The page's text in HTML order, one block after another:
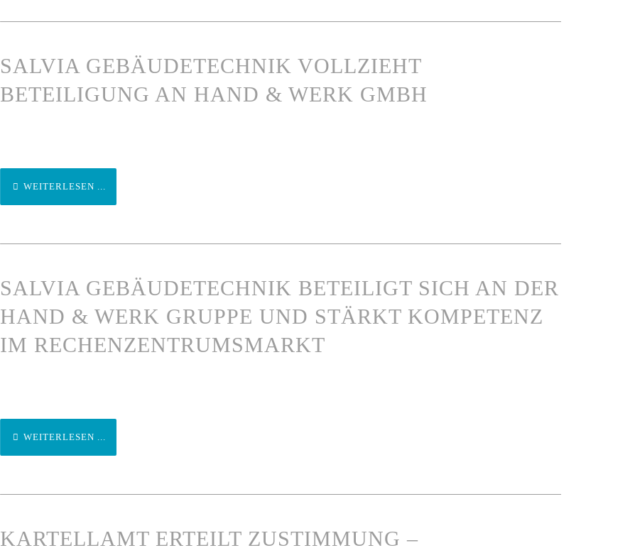
SALVIA GEBÄUDETECHNIK VOLLZIEHT
BETEILIGUNG AN HAND & WERK GMBH
WEITERLESEN ...
SALVIA GEBÄUDETECHNIK BETEILIGT SICH AN DER
HAND & WERK GRUPPE UND STÄRKT KOMPETENZ
IM RECHENZENTRUMSMARKT
WEITERLESEN ...
KARTELLAMT ERTEILT ZUSTIMMUNG –